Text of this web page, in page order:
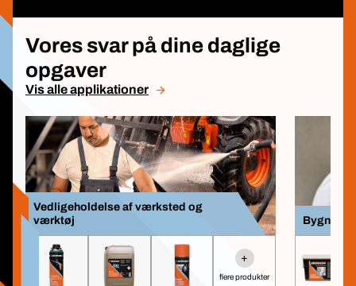
Vores svar på dine daglige
opgaver
Vis alle applikationer
Vedligeholdelse af værksted og
værktøj
+
flere produkter